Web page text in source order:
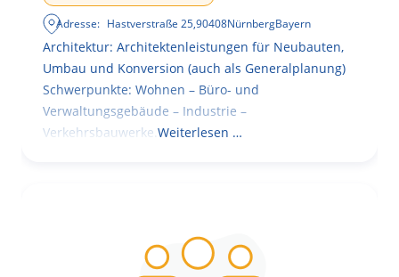
Adresse: Hastverstraße 25,90408NürnbergBayern
Architektur: Architektenleistungen für Neubauten,
Umbau und Konversion (auch als Generalplanung)
Schwerpunkte: Wohnen – Büro- und
Verwaltungsgebäude – Industrie –
Verkehrsbauwerke. Weiterlesen …